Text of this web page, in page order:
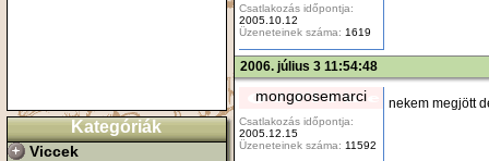
Kategóriák
Viccek
Csatlakozás időpontja:
2005.10.12
Üzeneteinek száma: 1619
2006. július 3 11:54:48
mongoosemarci
Csatlakozás időpontja:
2005.12.15
Üzeneteinek száma: 11592
nekem megjött